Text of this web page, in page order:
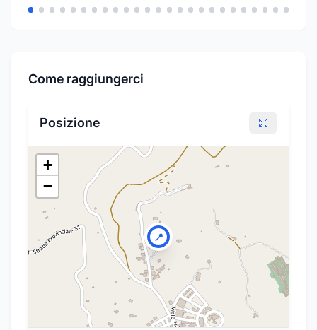
Come raggiungerci
Posizione
📍
+
−